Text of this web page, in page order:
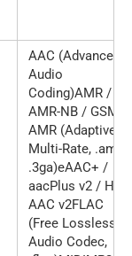
AAC (Advanced
Audio
Coding)AMR /
AMR-NB / GSM-
AMR (Adaptive
Multi-Rate, .amr,
.3ga)eAAC+ /
aacPlus v2 / HE-
AAC v2FLAC
(Free Lossless
Audio Codec,